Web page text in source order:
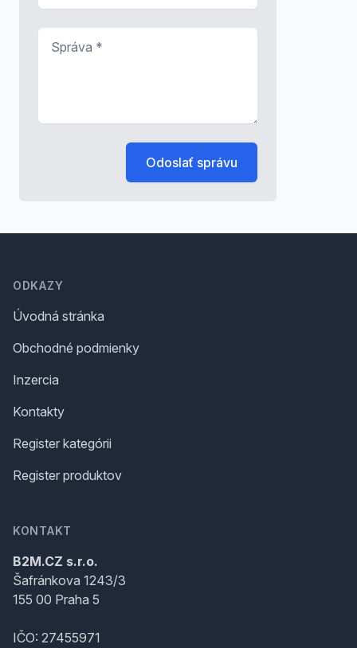
Odoslať správu
ODKAZY
Úvodná stránka
Obchodné podmienky
Inzercia
Kontakty
Register kategórii
Register produktov
KONTAKT
B2M.CZ s.r.o.
Šafránkova 1243/3
155 00 Praha 5
IČO: 27455971